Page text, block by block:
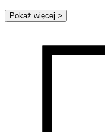
Pokaż więcej >